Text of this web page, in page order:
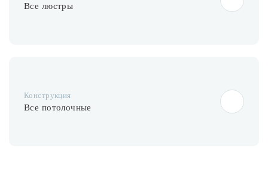
О нас
Все люстры
Конструкция
Все потолочные